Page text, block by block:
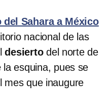
del Sahara a México
nacional de las
desiertodel norte de
esquina, pues se
mes que inaugure